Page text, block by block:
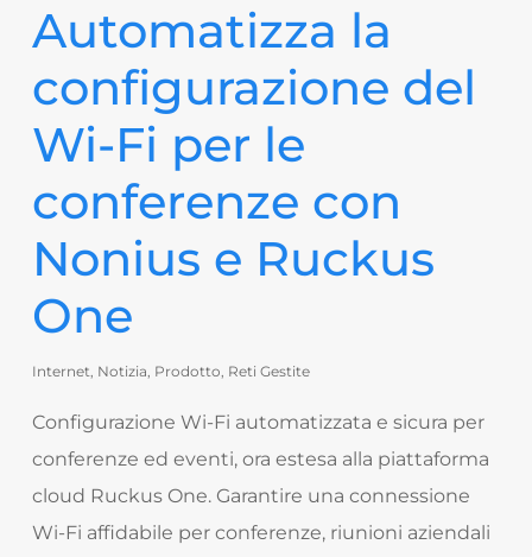
Automatizza la
configurazione del
Wi-Fi per le
conferenze con
Nonius e Ruckus
One
Internet, Notizia, Prodotto, Reti Gestite
Configurazione Wi-Fi automatizzata e sicura per
conferenze ed eventi, ora estesa alla piattaforma
cloud Ruckus One. Garantire una connessione
Wi-Fi affidabile per conferenze, riunioni aziendali